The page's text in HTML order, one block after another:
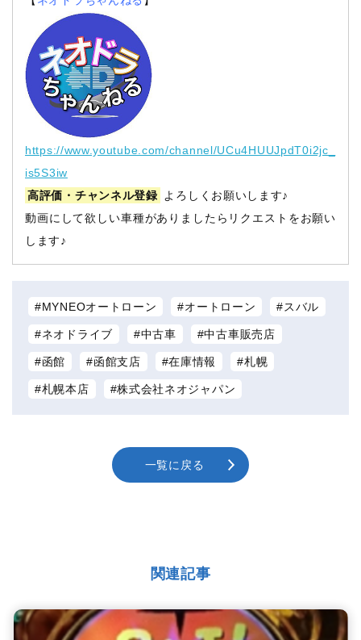
https://www.youtube.com/channel/UCu4HUUJpdT0i2jc_
is5S3iw
高評価・チャンネル登録
よろしくお願いします♪
動画にして欲しい車種がありましたらリクエストをお願い
します♪
MYNEOオートローン オートローン スバル
ネオドライブ 中古車 中古車販売店
函館 函館支店 在庫情報 札幌
札幌本店 株式会社ネオジャパン
一覧に戻る
関連記事